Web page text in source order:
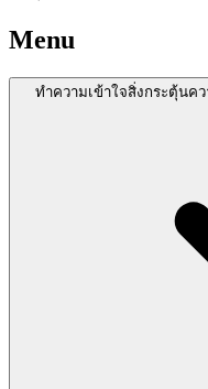
Menu
ทำความเข้าใจสิ่งกระตุ้น